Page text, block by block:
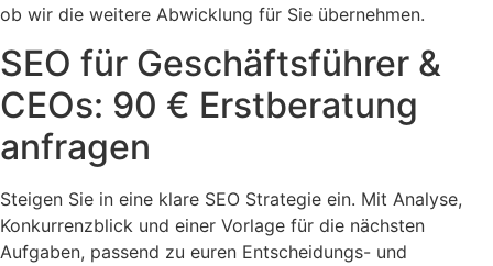
ob wir die weitere Abwicklung für Sie übernehmen.
SEO für Geschäftsführer &
CEOs: 90 € Erstberatung
anfragen
Steigen Sie in eine klare SEO Strategie ein. Mit Analyse,
Konkurrenzblick und einer Vorlage für die nächsten
Aufgaben, passend zu euren Entscheidungs- und